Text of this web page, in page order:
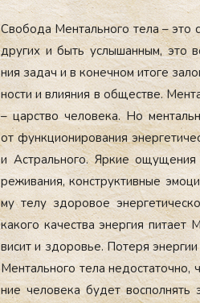
Сво­бода Мен­таль­но­го те­ла – это
дру­гих и быть ус­лы­шан­ным, это
ния за­дач и в ко­неч­ном ито­ге
нос­ти и вли­яния в об­щес­тве.
– царс­тво че­лове­ка. Но
от фун­кци­они­рова­ния
и Ас­траль­но­го. Яр­кие
режи­вания, конс­трук­тивные
му те­лу здо­ровое
ка­кого ка­чес­тва энер­гия пи­та­ет
висит и здо­ровье. По­теря
Мен­таль­но­го те­ла
ние че­лове­ка бу­дет вос­полнять